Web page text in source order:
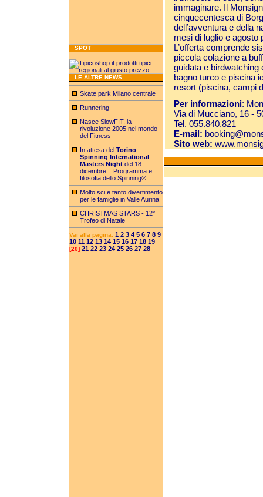
SPOT
LE ALTRE NEWS
Skate park Milano centrale
Runnering
Nasce SlowFIT, la
rivoluzione 2005 nel mondo
del Fitness
In attesa del Torino
Spinning International
Masters Night del 18
dicembre... Programma e
filosofia dello Spinning®
Molto sci e tanto divertimento
per le famiglie in Valle Aurina
CHRISTMAS STARS - 12°
Trofeo di Natale
Vai alla pagina: 1 2 3 4 5 6 7 8 9
10 11 12 13 14 15 16 17 18 19
[20] 21 22 23 24 25 26 27 28
immaginare. Il
cinquecentesca di
dell’avventura e della
mesi di luglio e agosto
L’offerta comprende
piccola colazione a
guidata e birdwatching
bagno turco e piscina
resort (piscina, campi
Per informazioni:
Via di Mucciano, 16 -
Tel. 055.840.821
E-mail:
Sito web: